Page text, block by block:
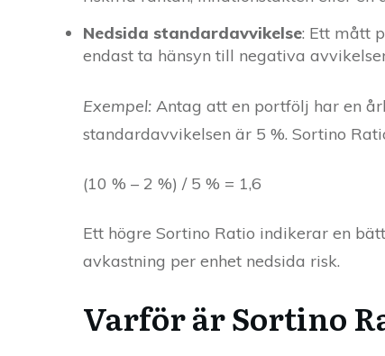
Nedsida standardavvikelse: Ett mått
endast ta hänsyn till negativa
Exempel: Antag att en portfölj har en
standardavvikelsen är 5 %. Sortino
(10 % – 2 %) / 5 % = 1,6
Ett högre Sortino Ratio indikerar en
avkastning per enhet nedsida risk.
Varför är Sortino